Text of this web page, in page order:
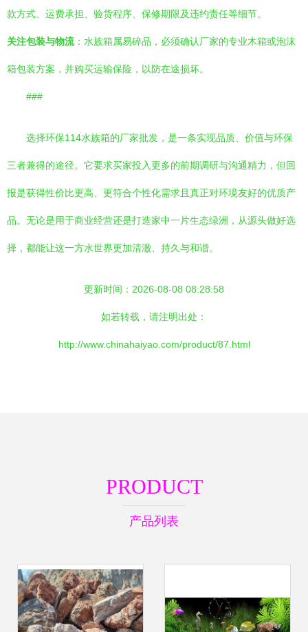
款方式、运费承担、验货程序、保修期限及违约责任等细节。
关注包装与物流：水族箱属易碎品，必须确认厂家的专业木箱或泡沫
箱包装方案，并购买运输保险，以防在途损坏。
###
选择环保114水族箱的厂家批发，是一条实现品质、价值与环保
三者兼得的途径。它要求买家投入更多的前期调研与沟通精力，但回
报是获得性价比更高、更符合个性化需求且真正对环境友好的优质产
品。无论是用于商业经营还是打造家中一片生态绿洲，从源头做好选
择，都能让这一方水世界更加清澈、持久与和谐。
更新时间：2026-08-08 08:28:58
如若转载，请注明出处：
http://www.chinahaiyao.com/product/87.html
PRODUCT
产品列表